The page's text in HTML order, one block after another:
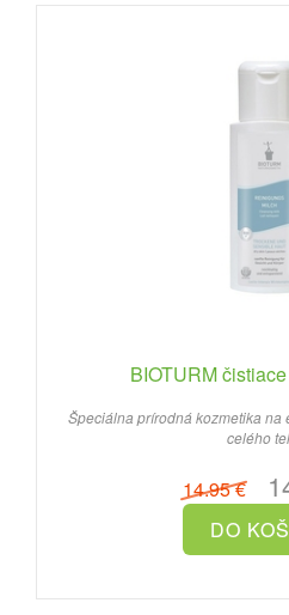
BIOTURM
Špeciálna prírodná kozmetika na
celého
14.95 €